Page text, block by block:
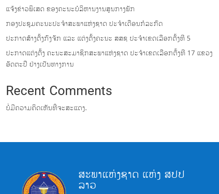
ແຈ້ງຂ່າວພິເສດ ຂອງຄະນະບໍລິຫານງານສູນກາງພັກ
‎ກອງປະຊຸມຄະນະປະຈຳສະພາແຫ່ງຊາດ ປະຈຳເດືອນກໍລະກົດ
ປະກາດສ້າງຕັ້ງກົງຈັກ ແລະ ແຕ່ງຕັ້ງຄະນະ ສສຊ ປະຈໍາເຂດເລືອກຕັ້ງທີ 5
ປະກາດແຕ່ງຕັ້ງ ຄະນະສະມາຊິກສະພາແຫ່ງຊາດ ປະຈຳເຂດເລືອກຕັ້ງທີ 17 ແຂວງ
ອັດຕະປື ຢ່າງເປັນທາງການ
Recent Comments
ບໍ່ມີຄວາມຄິດເຫັນທີ່ຈະສະແດງ.
ສະພາແຫ່ງຊາດ ແຫ່ງ ສປປ
ລາວ